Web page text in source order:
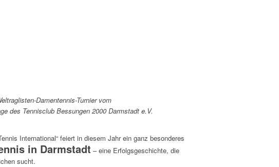
Damentennis-Turnier vom
des Tennisclub Bessungen 2000 Darmstadt e.V.
International“ feiert in diesem Jahr ein ganz besonderes
in Darmstadt – eine Erfolgsgeschichte, die
sucht.